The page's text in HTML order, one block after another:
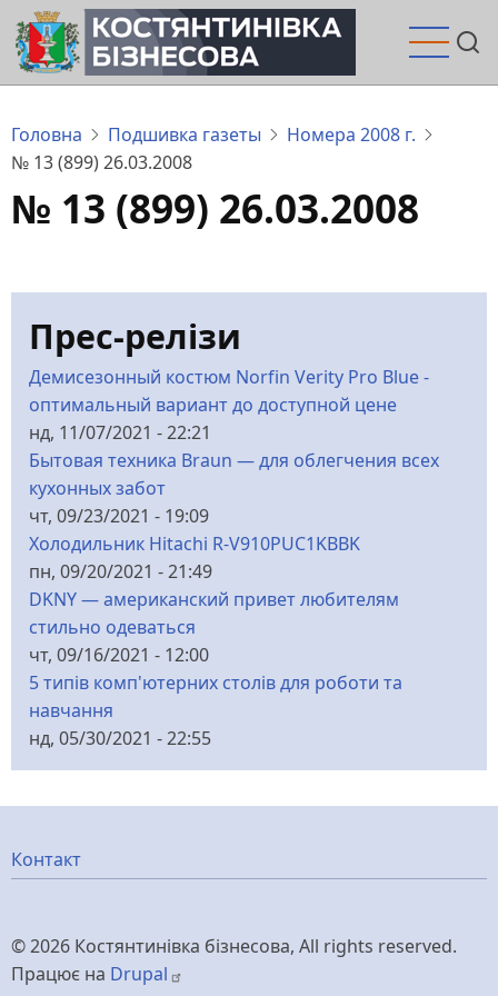
Перейти
до
основного
Головна
Подшивка газеты
Номера 2008 г.
№ 13 (899) 26.03.2008
№ 13 (899) 26.03.2008
Прес-релізи
Демисезонный костюм Norfin Verity Pro Blue -
оптимальный вариант до доступной цене
нд, 11/07/2021 - 22:21
Бытовая техника Braun — для облегчения всех
кухонных забот
чт, 09/23/2021 - 19:09
Холодильник Hitachi R-V910PUC1KBBK
пн, 09/20/2021 - 21:49
DKNY — американский привет любителям
стильно одеваться
чт, 09/16/2021 - 12:00
5 типів комп'ютерних столів для роботи та
навчання
нд, 05/30/2021 - 22:55
Меню
колонтитулу
Контакт
© 2026 Костянтинівка бізнесова, All rights reserved.
Працює на Drupal